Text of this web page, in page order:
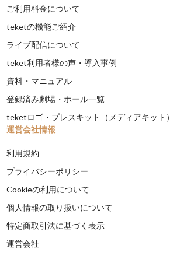
ご利用料金について
teketの機能ご紹介
ライブ配信について
teket利用者様の声・導入事例
資料・マニュアル
登録済み劇場・ホール一覧
teketロゴ・プレスキット（メディアキット）
運営会社情報
利用規約
プライバシーポリシー
Cookieの利用について
個人情報の取り扱いについて
特定商取引法に基づく表示
運営会社